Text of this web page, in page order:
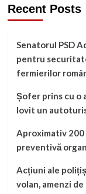
Recent Posts
Senatorul PSD
pentru
fermierilor
Șofer prins cu o
lovit un
Aproximativ
preventivă
Acțiuni ale
volan, amenzi